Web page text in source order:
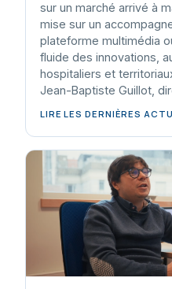
sur un marché arrivé à
mise sur un
plateforme multimédia
fluide des innovations,
hospitaliers et
Jean-Baptiste Guillot,
LIRE LES DERNIÈRES